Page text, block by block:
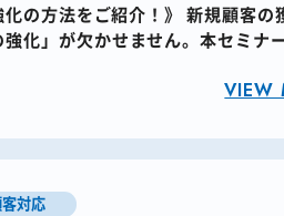
の方法をご紹介！》​ 新規顧客の
化」が欠かせません。​本セミナ
VIEW
対応